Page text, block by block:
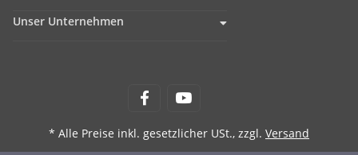
Unser Unternehmen
* Alle Preise inkl. gesetzlicher USt., zzgl. Versand